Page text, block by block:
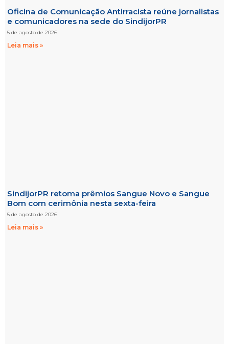
Oficina de Comunicação Antirracista reúne jornalistas
e comunicadores na sede do SindijorPR
5 de agosto de 2026
Leia mais »
SindijorPR retoma prêmios Sangue Novo e Sangue
Bom com cerimônia nesta sexta-feira
5 de agosto de 2026
Leia mais »